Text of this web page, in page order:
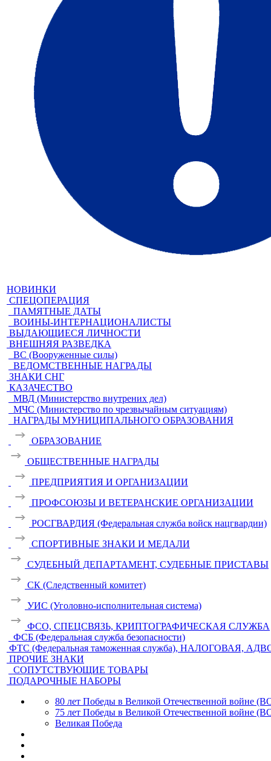
НОВИНКИ
СПЕЦОПЕРАЦИЯ
ПАМЯТНЫЕ ДАТЫ
ВОИНЫ-ИНТЕРНАЦИОНАЛИСТЫ
ВЫДАЮЩИЕСЯ ЛИЧНОСТИ
ВНЕШНЯЯ РАЗВЕДКА
ВС (Вооруженные силы)
ВЕДОМСТВЕННЫЕ НАГРАДЫ
ЗНАКИ СНГ
КАЗАЧЕСТВО
МВД (Министерство внутрених дел)
МЧС (Министерство по чрезвычайным ситуациям)
НАГРАДЫ МУНИЦИПАЛЬНОГО ОБРАЗОВАНИЯ
ОБРАЗОВАНИЕ
ОБЩЕСТВЕННЫЕ НАГРАДЫ
ПРЕДПРИЯТИЯ И ОРГАНИЗАЦИИ
ПРОФСОЮЗЫ И ВЕТЕРАНСКИЕ ОРГАНИЗАЦИИ
РОСГВАРДИЯ (Федеральная служба войск нацгвардии)
СПОРТИВНЫЕ ЗНАКИ И МЕДАЛИ
СУДЕБНЫЙ ДЕПАРТАМЕНТ, СУДЕБНЫЕ ПРИСТАВЫ
СК (Следственный комитет)
УИС (Уголовно-исполнительная система)
ФСО, СПЕЦСВЯЗЬ, КРИПТОГРАФИЧЕСКАЯ СЛУЖБА
ФСБ (Федеральная служба безопасности)
ФТС (Федеральная таможенная служба), НАЛОГОВАЯ,
ПРОЧИЕ ЗНАКИ
СОПУТСТВУЮЩИЕ ТОВАРЫ
ПОДАРОЧНЫЕ НАБОРЫ
80 лет Победы в Великой Отечественной войне
75 лет Победы в Великой Отечественной войне
Великая Победа